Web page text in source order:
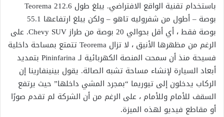
باستخدام تقنية الواقع الافتراضي. يبلغ طول Teorema 212.6
بوصة – أطول من شفروليه تاهو – ولكن يبلغ ارتفاعها 55.1
بوصة فقط ، أي أقل بحوالي 20 بوصة من طراز Chevy SUV. على
الرغم من مظهرها الأنيق ، لا تزال Teorema تتمتع بمساحة داخلية
فسيحة منذ أن سمحت المنصة الكهربائية لـ Pininfarina بتمديد
أبعاد السيارة لإنشاء مساحة تشبه الصالة. يقول بينينفارينا إن
الركاب يدخلون إلى تيوريما “بمجرد المشي داخلها” حيث يرتفع
السقف للأمام وللأمام ، على الرغم من أن الشركة لم تقدم صورًا
أو مقاطع فيديو لهذه الميزة.